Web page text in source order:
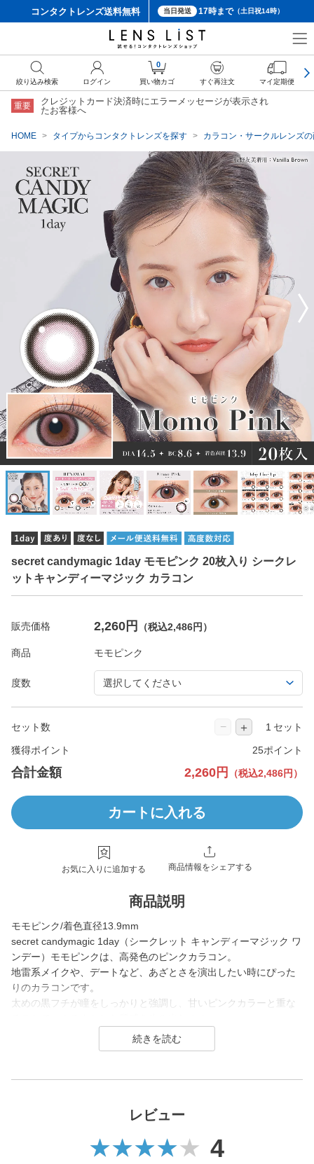
コンタクトレンズ送料無料 当日発送 17時まで（土日祝14時）
重要
クレジットカード決済時にエラーメッセージが表示され
たお客様へ
HOME タイプからコンタクトレンズを探す カラコン・サークルレンズ
secret candymagic 1day モモピンク 20枚入り シークレ
ットキャンディーマジック カラコン
販売価格 2,260円 （税込2,486円）
商品
度数
セット数 − ＋ セット
獲得ポイント 25ポイント
合計金額 2,260円 （税込2,486円）
カートに入れる
お気に入りに追加する 商品情報をシェアする
商品説明
モモピンク/着色直径13.9mm
secret candymagic 1day（シークレット キャンディーマジック ワ
ンデー）モモピンクは、高発色のピンクカラコン。
地雷系メイクや、デートなど、あざとさを演出したい時にぴった
りのカラコンです。
太めの黒フチが瞳をしっかりと強調し、甘いピンクカラーと重な
secret candymagic 1day（シークレット キャンディーマジック ワ
いる、盛れるカラコンといえばコレ！なロングセラーカラコンブ
「キャンマジ3番」や王道黒コン「キャンマジ5番」をはじめ、平
成・令和のギャルカラコン、細フチ・太フチカラコン、水光カラ
レビュー
4
絞り込み検索 ログイン
0
買い物カゴ すぐ再注文 マイ定期便
クーポン詳細